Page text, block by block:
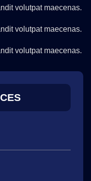
volutpat maecenas.
volutpat maecenas.
volutpat maecenas.